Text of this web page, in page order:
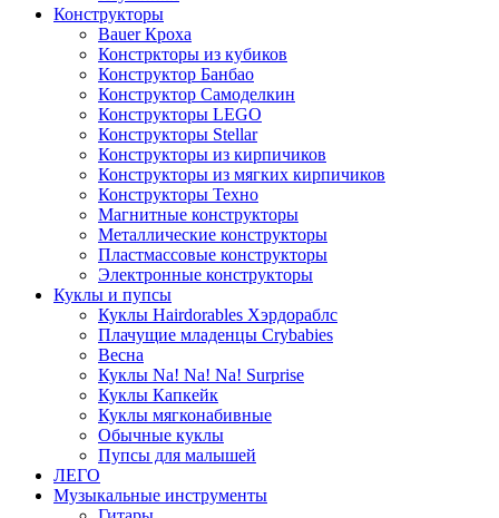
Конструкторы
Bauer Кроха
Констркторы из кубиков
Конструктор Банбао
Конструктор Самоделкин
Конструкторы LEGO
Конструкторы Stellar
Конструкторы из кирпичиков
Конструкторы из мягких кирпичиков
Конструкторы Техно
Магнитные конструкторы
Металлические конструкторы
Пластмассовые конструкторы
Электронные конструкторы
Куклы и пупсы
Куклы Hairdorables Хэрдораблс
Плачущие младенцы Crybabies
Весна
Куклы Na! Na! Na! Surprise
Куклы Капкейк
Куклы мягконабивные
Обычные куклы
Пупсы для малышей
ЛЕГО
Музыкальные инструменты